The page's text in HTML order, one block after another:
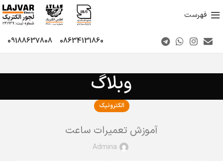
فهرست
08634131860
09188637808
وبلاگ
الکترونیک
آموزش تعمیرات ساعت
Admina